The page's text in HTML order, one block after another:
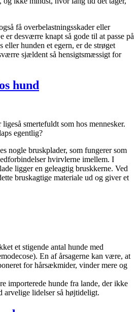
få overbelastningsskader eller
er desværre knapt så gode til at passe på
eller hunden et egern, er de strøget
sjældent så hensigtsmæssigt for
hund
smertefuldt som hos mennesker.
egentlig?
nogle bruskplader, som fungerer som
hvirvlerne imellem. I
ligger en geleagtig bruskkerne. Ved
bruskagtige materiale ud og giver et
et stigende antal hunde med
En af årsagerne kan være, at
for hårsækmider, vinder mere og
importerede hunde fra lande, der ikke
arvelige lidelser så højtideligt.